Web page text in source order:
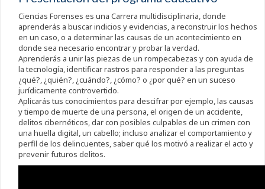
Ciencias Forenses es una Carrera multidisciplinaria, donde
aprenderás a buscar indicios y evidencias, a reconstruir los hechos
en un caso, o a determinar las causas de un acontecimiento en
donde sea necesario encontrar y probar la verdad.
Aprenderás a unir las piezas de un rompecabezas y con ayuda de
la tecnología, identificar rastros para responder a las preguntas
¿qué?, ¿quién?, ¿cuándo?, ¿cómo? o ¿por qué? en un suceso
jurídicamente controvertido.
Aplicarás tus conocimientos para descifrar por ejemplo, las causas
y tiempo de muerte de una persona, el origen de un accidente,
delitos cibernéticos, dar con posibles culpables de un crimen con
una huella digital, un cabello; incluso analizar el comportamiento y
perfil de los delincuentes, saber qué los motivó a realizar el acto y
prevenir futuros delitos.